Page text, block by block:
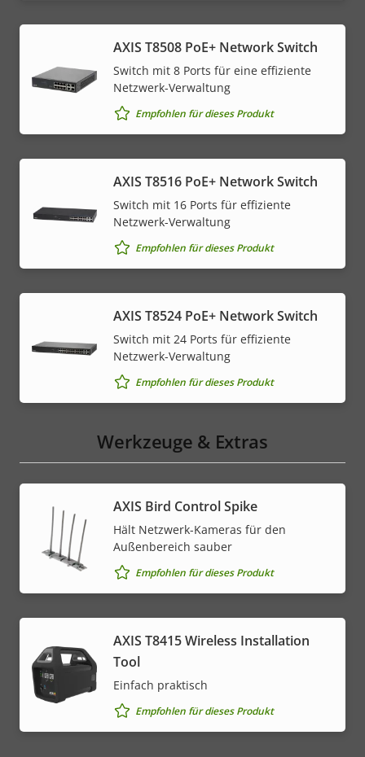
AXIS T8508 PoE+ Network Switch
Switch mit 8 Ports für eine effiziente
Netzwerk-Verwaltung
Empfohlen für dieses Produkt
AXIS T8516 PoE+ Network Switch
Switch mit 16 Ports für effiziente
Netzwerk-Verwaltung
Empfohlen für dieses Produkt
AXIS T8524 PoE+ Network Switch
Switch mit 24 Ports für effiziente
Netzwerk-Verwaltung
Empfohlen für dieses Produkt
Werkzeuge & Extras
AXIS Bird Control Spike
Hält Netzwerk-Kameras für den
Außenbereich sauber
Empfohlen für dieses Produkt
AXIS T8415 Wireless Installation
Tool
Einfach praktisch
Empfohlen für dieses Produkt